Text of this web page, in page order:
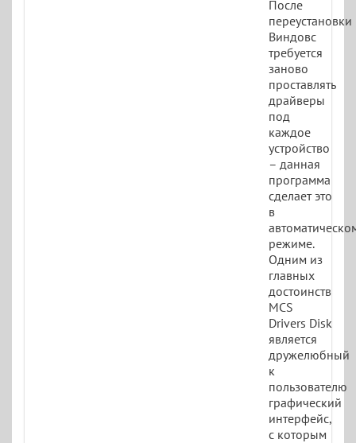
После
переустановки
Виндовс
требуется
заново
проставлять
драйверы
под
каждое
устройство
– данная
программа
сделает это
в
режиме.
Одним из
главных
достоинств
MCS
Drivers Disk
является
дружелюбный
к
пользователю
графический
интерфейс,
с которым